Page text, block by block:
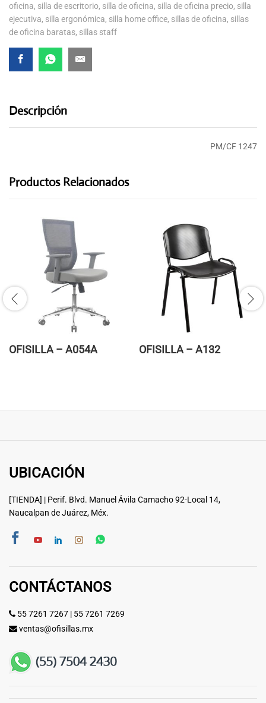
oficina, silla de escritorio, silla de oficina, silla de oficina precio, silla
ejecutiva, silla ergonómica, silla home office, sillas de oficina, sillas
de oficina baratas, sillas staff
Descripción
PM/CF 1247
Productos Relacionados
OFISILLA – A054A OFISILLA – A132
UBICACIÓN
[TIENDA] | Perif. Blvd. Manuel Ávila Camacho 92-Local 14,
Naucalpan de Juárez, Méx.
CONTÁCTANOS
55 7261 7267 | 55 7261 7269
ventas@ofisillas.mx